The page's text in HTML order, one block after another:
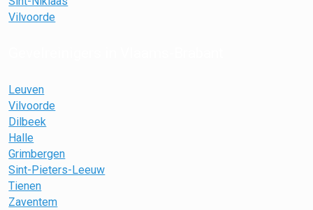
Vilvoorde
Leuven
Vilvoorde
Dilbeek
Halle
Grimbergen
Sint-Pieters-Leeuw
Tienen
Zaventem